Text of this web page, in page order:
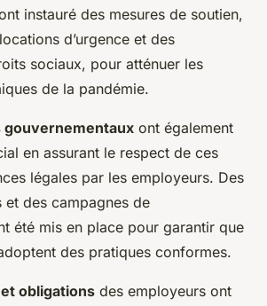
instauré des mesures de soutien,
d’urgence et des
sociaux, pour atténuer les
de la pandémie.
gouvernementaux ont également
en assurant le respect de ces
légales par les employeurs. Des
des campagnes de
été mis en place pour garantir que
des pratiques conformes.
obligations des employeurs ont